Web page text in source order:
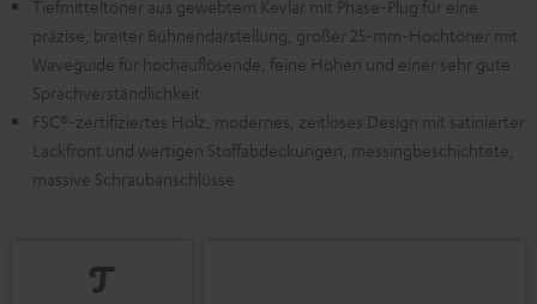
Tiefmitteltöner aus gewebtem Kevlar mit Phase-Plug für eine
präzise, breiter Bühnendarstellung, großer 25-mm-Hochtöner mit
Waveguide für hochauflösende, feine Höhen und einer sehr gute
Sprachverständlichkeit
FSC®-zertifiziertes Holz, modernes, zeitloses Design mit satinierter
Lackfront und wertigen Stoffabdeckungen, messingbeschichtete,
massive Schraubanschlüsse